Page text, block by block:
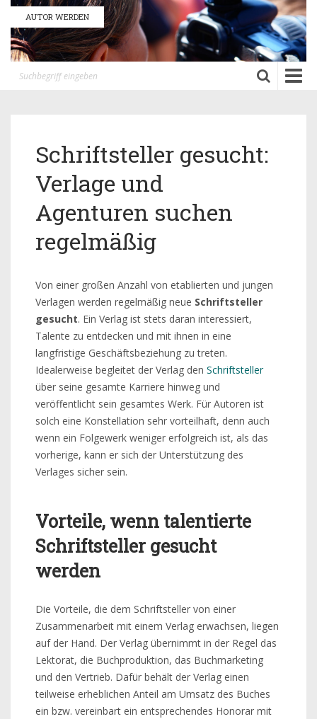
AUTOR WERDEN
Toggle
Schriftsteller gesucht:
Verlage und
Agenturen suchen
regelmäßig
Von einer großen Anzahl von etablierten und jungen
Verlagen werden regelmäßig neue Schriftsteller
gesucht. Ein Verlag ist stets daran interessiert,
Talente zu entdecken und mit ihnen in eine
langfristige Geschäftsbeziehung zu treten.
Idealerweise begleitet der Verlag den Schriftsteller
über seine gesamte Karriere hinweg und
veröffentlicht sein gesamtes Werk. Für Autoren ist
solch eine Konstellation sehr vorteilhaft, denn auch
wenn ein Folgewerk weniger erfolgreich ist, als das
vorherige, kann er sich der Unterstützung des
Verlages sicher sein.
Vorteile, wenn talentierte
Schriftsteller gesucht
werden
Die Vorteile, die dem Schriftsteller von einer
Zusammenarbeit mit einem Verlag erwachsen, liegen
auf der Hand. Der Verlag übernimmt in der Regel das
Lektorat, die Buchproduktion, das Buchmarketing
und den Vertrieb. Dafür behält der Verlag einen
teilweise erheblichen Anteil am Umsatz des Buches
ein bzw. vereinbart ein entsprechendes Honorar mit